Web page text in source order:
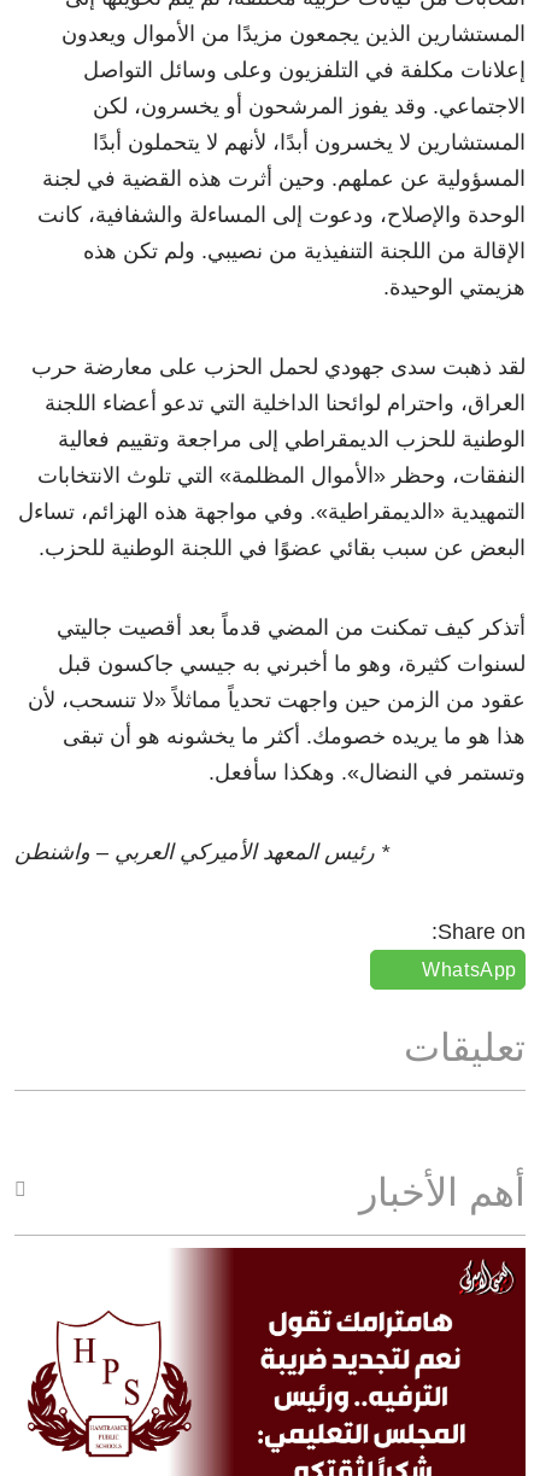
المستشارين الذين يجمعون مزيدًا من الأموال ويعدون
إعلانات مكلفة في التلفزيون وعلى وسائل التواصل
الاجتماعي. وقد يفوز المرشحون أو يخسرون، لكن
المستشارين لا يخسرون أبدًا، لأنهم لا يتحملون أبدًا
المسؤولية عن عملهم. وحين أثرت هذه القضية في لجنة
الوحدة والإصلاح، ودعوت إلى المساءلة والشفافية، كانت
الإقالة من اللجنة التنفيذية من نصيبي. ولم تكن هذه
هزيمتي الوحيدة.
لقد ذهبت سدى جهودي لحمل الحزب على معارضة حرب
العراق، واحترام لوائحنا الداخلية التي تدعو أعضاء اللجنة
الوطنية للحزب الديمقراطي إلى مراجعة وتقييم فعالية
النفقات، وحظر «الأموال المظلمة» التي تلوث الانتخابات
التمهيدية «الديمقراطية». وفي مواجهة هذه الهزائم، تساءل
البعض عن سبب بقائي عضوًا في اللجنة الوطنية للحزب.
أتذكر كيف تمكنت من المضي قدماً بعد أقصيت جاليتي
لسنوات كثيرة، وهو ما أخبرني به جيسي جاكسون قبل
عقود من الزمن حين واجهت تحدياً مماثلاً «لا تنسحب، لأن
هذا هو ما يريده خصومك. أكثر ما يخشونه هو أن تبقى
وتستمر في النضال». وهكذا سأفعل.
* رئيس المعهد الأميركي العربي – واشنطن
Share on:
WhatsApp
تعليقات
أهم الأخبار